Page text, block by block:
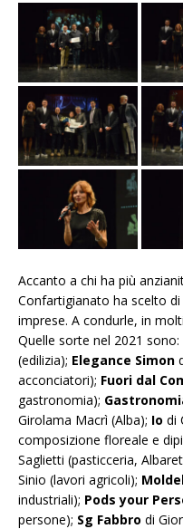
Accanto a chi ha più
Confartigianato ha scelto
imprese. A condurle, in
Quelle sorte nel 2021 sono:
(edilizia); Elegance Simon
acconciatori); Fuori dal
gastronomia);
Girolama Macrì (Alba); Io di
composizione floreale e
Saglietti (pasticceria,
Sinio (lavori agricoli);
industriali); Pods your
persone); Sg Fabbro di